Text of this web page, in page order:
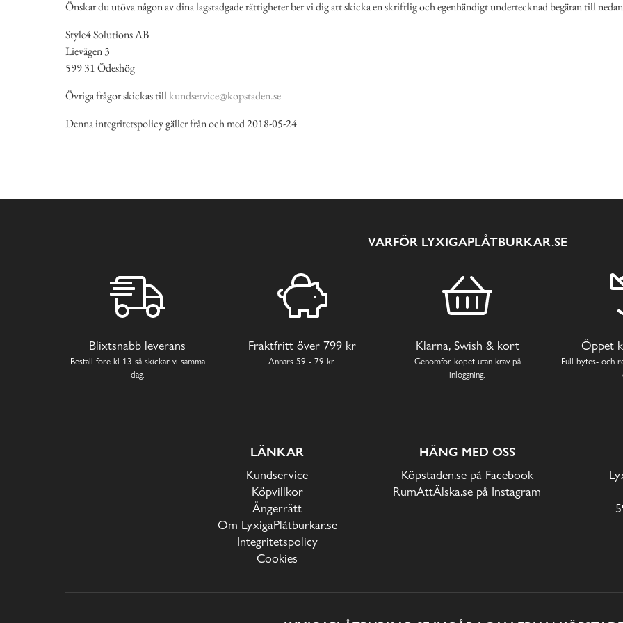
Önskar du utöva någon av dina lagstadgade rättigheter ber vi dig att skicka en skriftlig och egenhändigt undertecknad begäran till nedan
Style4 Solutions AB
Lievägen 3
599 31 Ödeshög
Övriga frågor skickas tillkundservice@kopstaden.se
Denna integritetspolicy gäller från och med 2018-05-24
VARFÖR LYXIGAPLÅTBURKAR.SE
Blixtsnabb leverans
Beställ före kl 13 så skickar vi samma
dag.
Fraktfritt över 799 kr
Annars 59 - 79 kr.
Klarna, Swish & kort
Genomför köpet utan krav på
inloggning.
Öppet
Full bytes- och
LÄNKAR
Kundservice
Köpvillkor
Ångerrätt
Om LyxigaPlåtburkar.se
Integritetspolicy
Cookies
HÄNG MED OSS
Köpstaden.se på Facebook
RumAttÄlska.se på Instagram